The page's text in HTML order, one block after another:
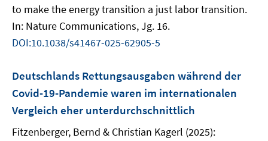
to make the energy transition a just labor transition.
In: Nature Communications, Jg. 16.
DOI:10.1038/s41467-025-62905-5
Deutschlands Rettungsausgaben während der
Covid-19-Pandemie waren im internationalen
Vergleich eher unterdurchschnittlich
Fitzenberger, Bernd & Christian Kagerl (2025):